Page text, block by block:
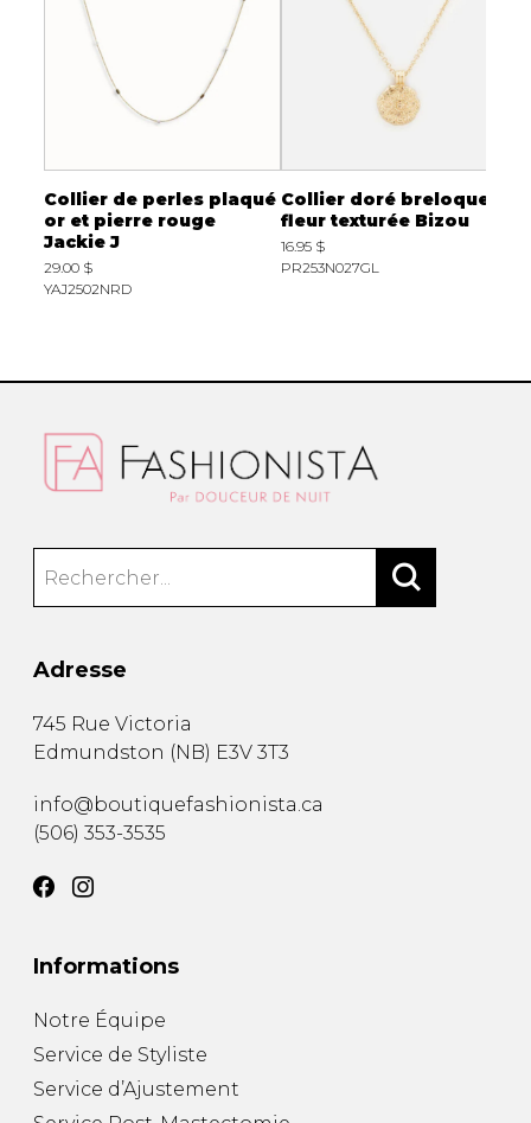
Collier de perles plaqué
or et pierre rouge
Jackie J
29.00 $
YAJ2502NRD
Collier doré breloque
fleur texturée Bizou
16.95 $
PR253N027GL
Adresse
745 Rue Victoria
Edmundston (NB) E3V 3T3
info@boutiquefashionista.ca
(506) 353-3535
Informations
Notre Équipe
Service de Styliste
Service d’Ajustement